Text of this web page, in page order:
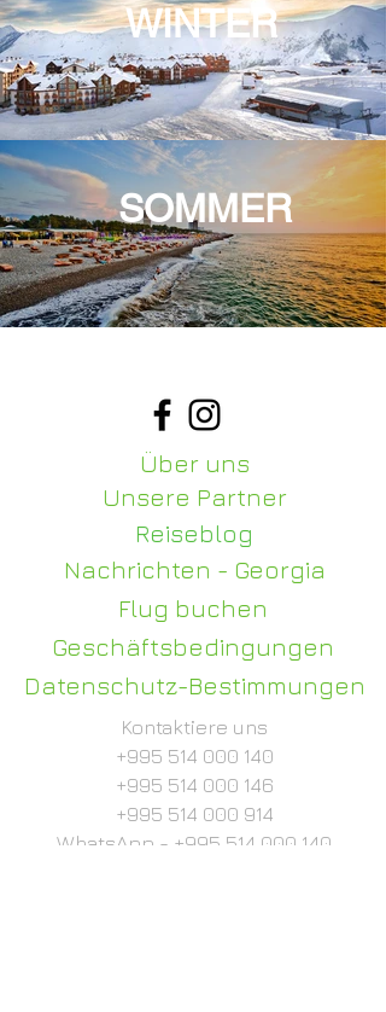
WINTER
SOMMER
Über uns
Unsere Partner
Reiseblog
Nachrichten - Georgia
Flug buchen
Geschäftsbedingungen
Datenschutz-Bestimmungen
Kontaktiere uns
+995 514 000 140
+995 514 000 146
+995 514 000 914
WhatsApp - +995 514 000 140